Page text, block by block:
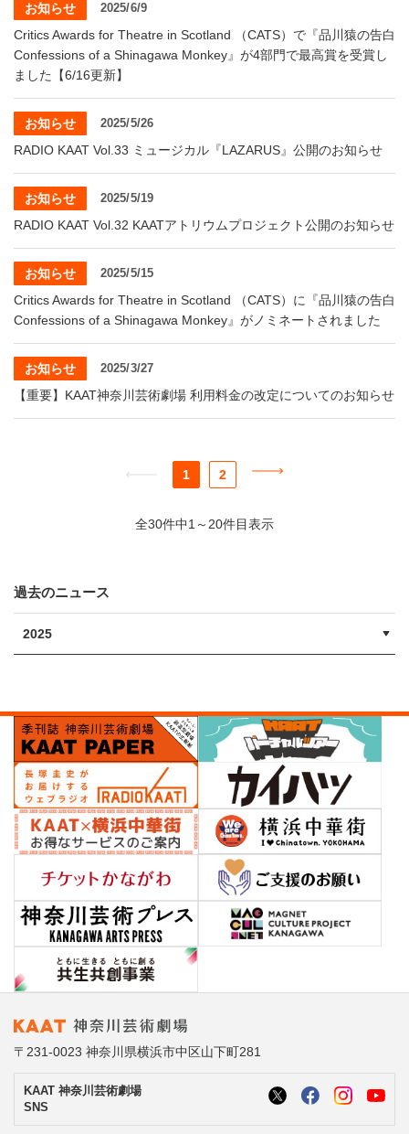
お知らせ 2025/6/9
Critics Awards for Theatre in Scotland （CATS）で『品川猿の告白
Confessions of a Shinagawa Monkey』が4部門で最高賞を受賞し
ました【6/16更新】
お知らせ 2025/5/26
RADIO KAAT Vol.33 ミュージカル『LAZARUS』公開のお知らせ
お知らせ 2025/5/19
RADIO KAAT Vol.32 KAATアトリウムプロジェクト公開のお知らせ
お知らせ 2025/5/15
Critics Awards for Theatre in Scotland （CATS）に『品川猿の告白
Confessions of a Shinagawa Monkey』がノミネートされました
お知らせ 2025/3/27
【重要】KAAT神奈川芸術劇場 利用料金の改定についてのお知らせ
1 2
全30件中1～20件目表示
過去のニュース
〒231-0023 神奈川県横浜市中区山下町281
KAAT 神奈川芸術劇場
SNS